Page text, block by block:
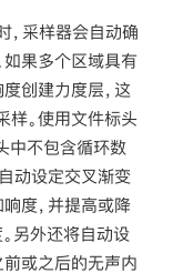
，采样器会自动确
如果多个区域具有
创建力度层，这
样。使用文件标头
中不包含循环数
动设定交叉渐变
度，并提高或降
另外还将自动设
前或之后的无声内